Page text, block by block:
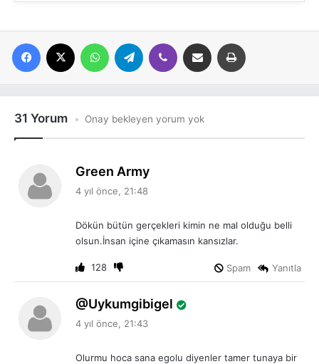
Facebook WhatsAppTelegram Viber E-posta ile paylaş
31 Yorum Onay bekleyen yorum yok
Green Army
k
4 yıl önce, 21:48
Dökün bütün gerçekleri kimin ne mal olduğu belli
olsun.İnsan içine çıkamasın kansızlar.
128 Yanıtla
Spam
Uykumgibigel
4 yıl önce, 21:43
Olurmu hoca sana egolu diyenler tamer tunaya bir